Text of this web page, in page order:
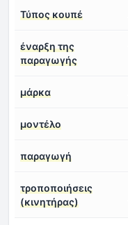
Τύπος κουπέ
έναρξη της
παραγωγής
μάρκα
μοντέλο
παραγωγή
τροποποιήσεις
(κινητήρας)